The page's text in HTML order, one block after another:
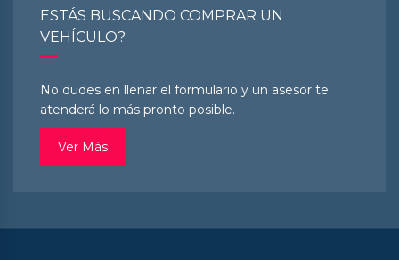
ESTÁS BUSCANDO COMPRAR UN
VEHÍCULO?
No dudes en llenar el formulario y un asesor te
atenderá lo más pronto posible.
Ver Más